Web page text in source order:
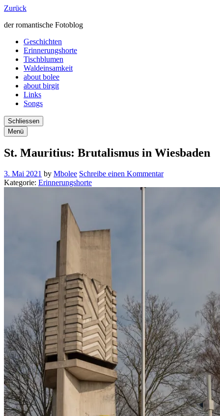
Zurück
der romantische Fotoblog
Geschichten
Erinnerungshorte
Tischblumen
Waldeinsamkeit
about bolee
about birgit
Links
Songs
Schliessen
Menü
St. Mauritius: Brutalismus in Wiesbaden
3. Mai 2021 by Mbolee Schreibe einen Kommentar
Kategorie: Erinnerungshorte